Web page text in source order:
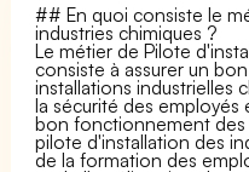
## En quoi consiste le
industries chimiques ?
Le métier de Pilote
consiste à assurer un
installations industrielles
la sécurité des employés
bon fonctionnement des
pilote d'installation des
de la formation des